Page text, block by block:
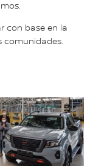
con base en la
comunidades.